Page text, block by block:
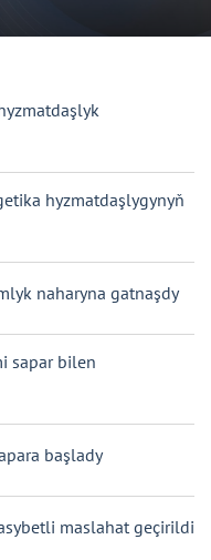
hyzmatdaşlygynyň
naharyna gatnaşdy
sapar bilen
başlady
maslahat geçirildi